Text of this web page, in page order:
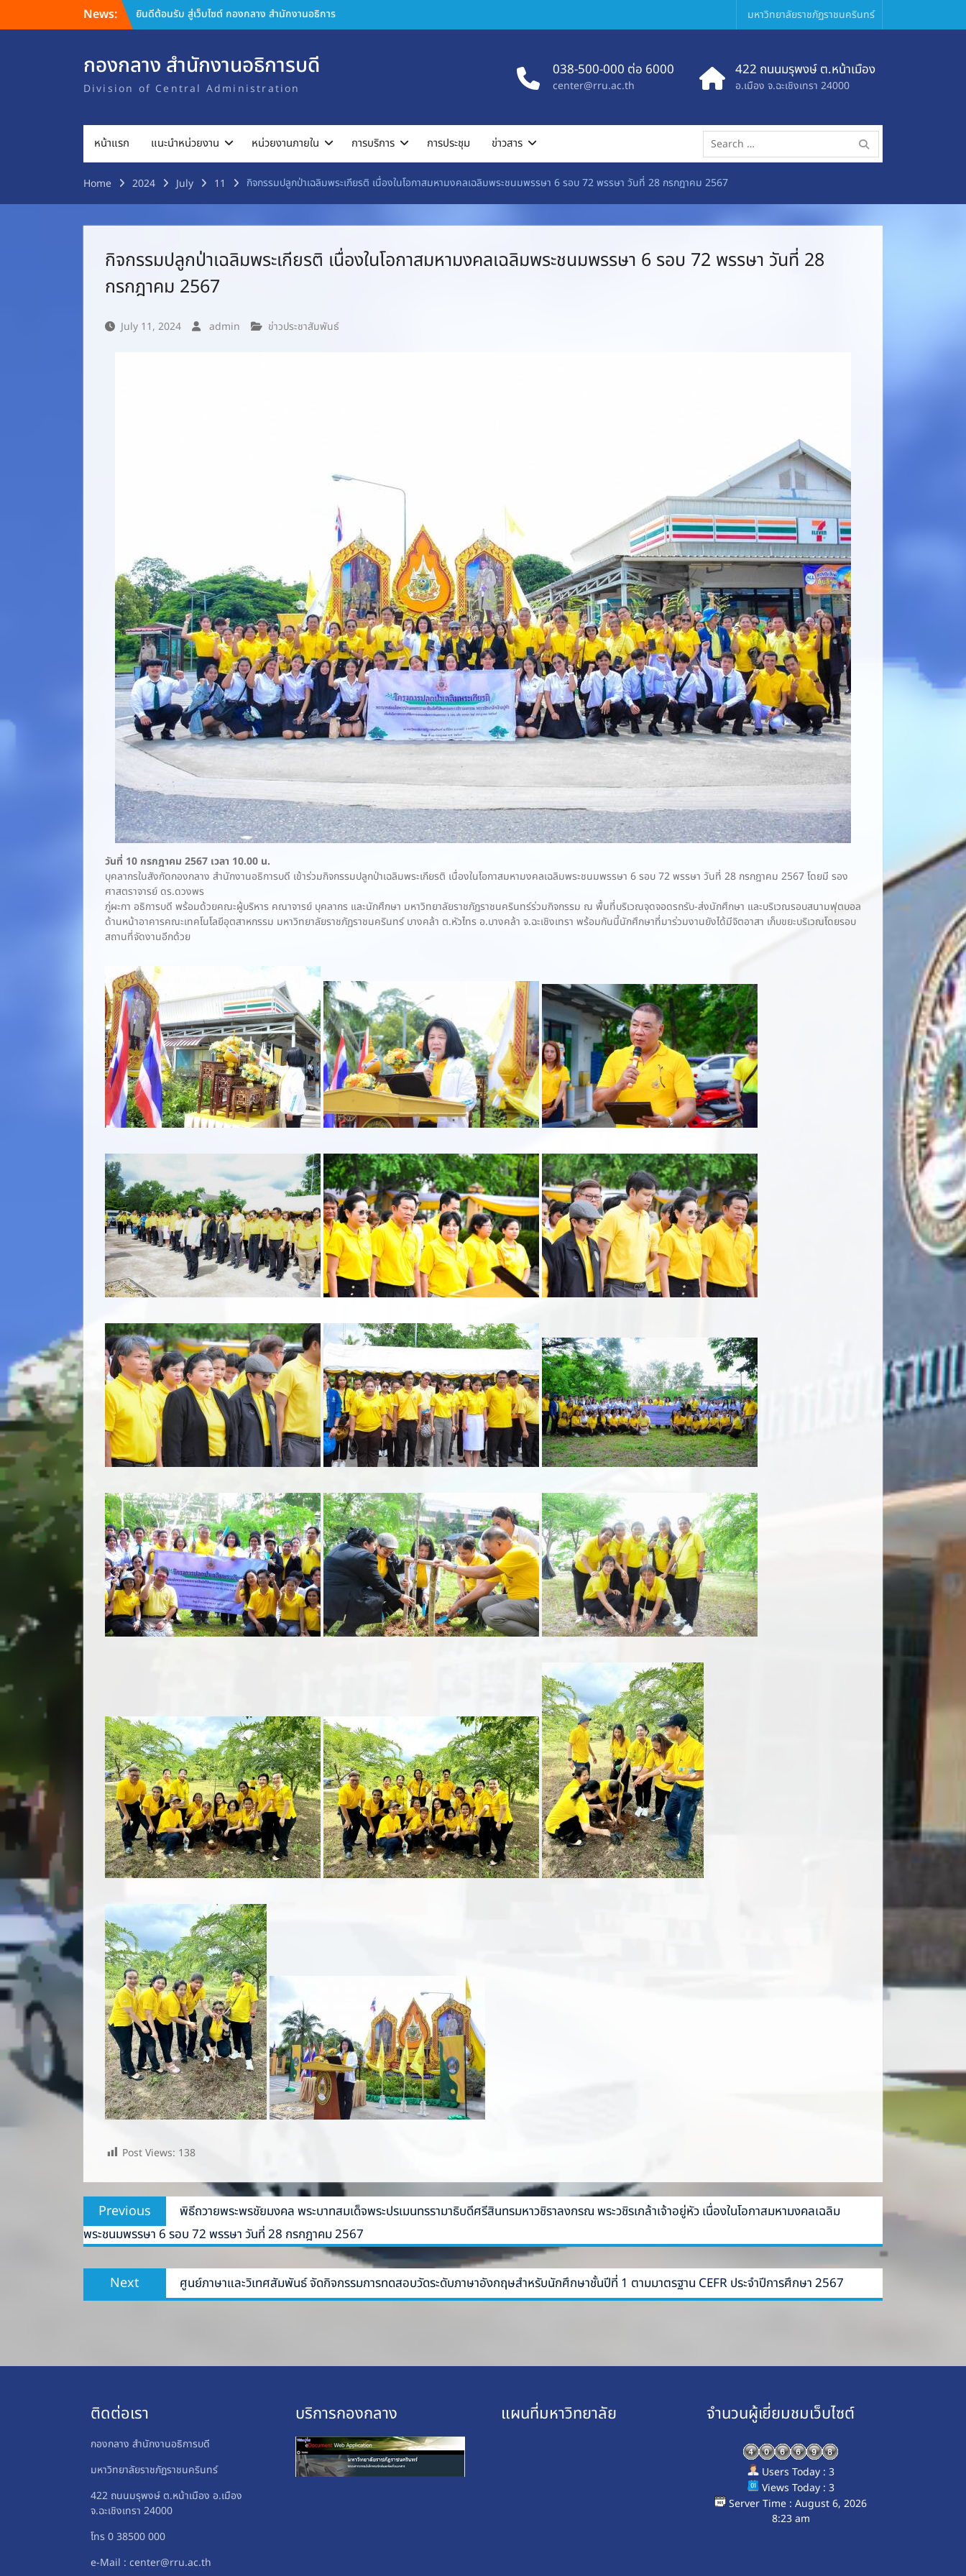
News: ยินดีต้อนรับ สู่เว็บไซต์ กองกลาง สำนักงานอธิการ มหาวิทยาลัยราชภัฏราชนครินทร์
กองกลาง สำนักงานอธิการบดี
Division of Central Administration
038-500-000 ต่อ 6000
center@rru.ac.th
422 ถนนมรุพงษ์ ต.หน้าเมือง
อ.เมือง จ.ฉะเชิงเทรา 24000
หน้าแรก แนะนำหน่วยงาน หน่วยงานภายใน การบริการ การประชุม ข่าวสาร
Search
for:
Home 2024 July 11 กิจกรรมปลูกป่าเฉลิมพระเกียรติ เนื่องในโอกาสมหามงคลเฉลิมพระชนมพรรษา 6 รอบ 72 พรรษา วันที่ 28 กรกฎาคม 2567
กิจกรรมปลูกป่าเฉลิมพระเกียรติ เนื่องในโอกาสมหามงคลเฉลิมพระชนมพรรษา 6 รอบ 72 พรรษา วันที่ 28
กรกฎาคม 2567
July 11, 2024 admin ข่าวประชาสัมพันธ์
วันที่ 10 กรกฎาคม 2567 เวลา 10.00 น.
บุคลากรในสังกัดกองกลาง สำนักงานอธิการบดี เข้าร่วมกิจกรรมปลูกป่าเฉลิมพระเกียรติ เนื่องในโอกาสมหามงคลเฉลิมพระชนมพรรษา 6 รอบ 72 พรรษา วันที่ 28 กรกฎาคม 2567 โดยมี รอง
ศาสตราจารย์ ดร.ดวงพร
ภู่ผะกา อธิการบดี พร้อมด้วยคณะผู้บริหาร คณาจารย์ บุคลากร และนักศึกษา มหาวิทยาลัยราชภัฏราชนครินทร์ร่วมกิจกรรม ณ พื้นที่บริเวณจุดจอดรถรับ-ส่งนักศึกษา และบริเวณรอบสนามฟุตบอล
ด้านหน้าอาคารคณะเทคโนโลยีอุตสาหกรรม มหาวิทยาลัยราชภัฏราชนครินทร์ บางคล้า ต.หัวไทร อ.บางคล้า จ.ฉะเชิงเทรา พร้อมกันนี้นักศึกษาที่มาร่วมงานยังได้มีจิตอาสา เก็บขยะบริเวณโดยรอบ
สถานที่จัดงานอีกด้วย
Post Views: 138
Post
navigation
Previous
Previous
post:
พิธีถวายพระพรชัยมงคล พระบาทสมเด็จพระปรเมนทรรามาธิบดีศรีสินทรมหาวชิราลงกรณ พระวชิรเกล้าเจ้าอยู่หัว เนื่องในโอกาสมหามงคลเฉลิม
พระชนมพรรษา 6 รอบ 72 พรรษา วันที่ 28 กรกฎาคม 2567
Next
Next
post:
ศูนย์ภา​ษาและ​วิเทศ​สัมพันธ์​ จัดกิจกรรม​การทดสอบวัดระดับภาษา​อังกฤษ​สำหรับนักศึกษา​ชั้นปีที่​ 1​ ​ตามมาตรฐาน​ CEFR ประจำ​ปีการศึกษา​ 2567
ติดต่อเรา
กองกลาง สำนักงานอธิการบดี
มหาวิทยาลัยราชภัฏราชนครินทร์
422 ถนนมรุพงษ์ ต.หน้าเมือง อ.เมือง
จ.ฉะเชิงเทรา 24000
โทร 0 38500 000
e-Mail : center@rru.ac.th
บริการกองกลาง แผนที่มหาวิทยาลัย จำนวนผู้เยี่ยมชมเว็บไซต์
Users Today : 3
Views Today : 3
Server Time : August 6, 2026
8:23 am